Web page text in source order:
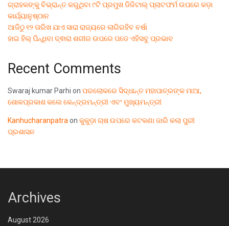
ଗ୍ରାହକଙ୍କୁ ବିଭ୍ରାନ୍ତ କରୁଥିବା ୯ଟି ପ୍ରମୁଖ ଡିଜିଟାଲ୍ ପ୍ଲାଟଫର୍ମ ଉପରେ କଡ଼ା
କାର୍ଯ୍ୟାନୁଷ୍ଠାନ
ଆଜିଠୁ ୧୨ ତାରିଖ ଯାଏ ସାରା ରାଜ୍ୟରେ ଲାଗିରହିବ ବର୍ଷା
ହାଇ ହିଲ୍ ପିନ୍ଧିବା ଦ୍ଵାରା ଶରୀର ଉପରେ ପଡେ ଏହିସବୁ ପ୍ରଭାବ
Recent Comments
Swaraj kumar Parhi on ପରଲୋକରେ ସିଦ୍ଧାନ୍ତ ମହାପାତ୍ରଙ୍କ ମାଆ,
ଶୋକପ୍ରକାଶ କଲେ କେନ୍ଦ୍ରମନ୍ତ୍ରୀ ଏବଂ ମୁଖ୍ୟମନ୍ତ୍ରୀ
Kanhucharanpatra on କୁକୁଡ଼ା ଚାଷ ଉପରେ କଟକଣା ଜାରି କଲା ପୁରୀ
ପ୍ରଶାସନ
Archives
August 2026